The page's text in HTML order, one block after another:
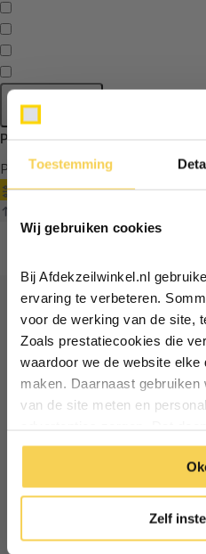
Toestemming
Wij gebruiken cookies
Bij Afdekzeilwinkel.nl
ervaring te verbeteren.
voor de werking van de site,
Zoals prestatiecookies die
waardoor we de website elke
maken. Daarnaast
van de site meten en
manier. Klik op 'Oké' om alle
klik op ‘alleen essentiele’ als
cookies.
Zelf
Apply filters
Producten getagd met dubbele
Producten
Filter
Ontvang €5
Schrijf je in voor de nieuwsbrief
Email
Ontvang €5,-
Schrijf je in voor de
Vul je e-mailadres in‍⁪⁪
Particulier
*Geldig bij minimale besteding vanaf